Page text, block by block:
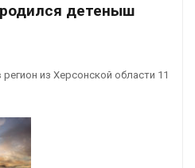
детеныш
из Херсонской области 11